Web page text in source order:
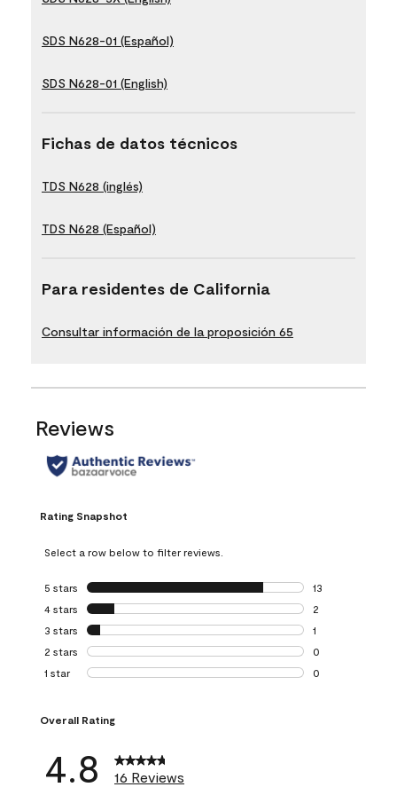
SDS N628-01 (Español)
SDS N628-01 (English)
Fichas de datos técnicos
TDS N628 (inglés)
TDS N628 (Español)
Para residentes de California
Consultar información de la proposición 65
Reviews
Rating Snapshot
Select a row below to filter reviews.
5 stars stars
13
13 reviews with
4 stars stars
2
2 reviews with 4
3 stars stars
1
1 review with 3
2 stars stars
0
0 reviews with 2
1 star stars
0
Overall Rating
4.8 16 Reviews